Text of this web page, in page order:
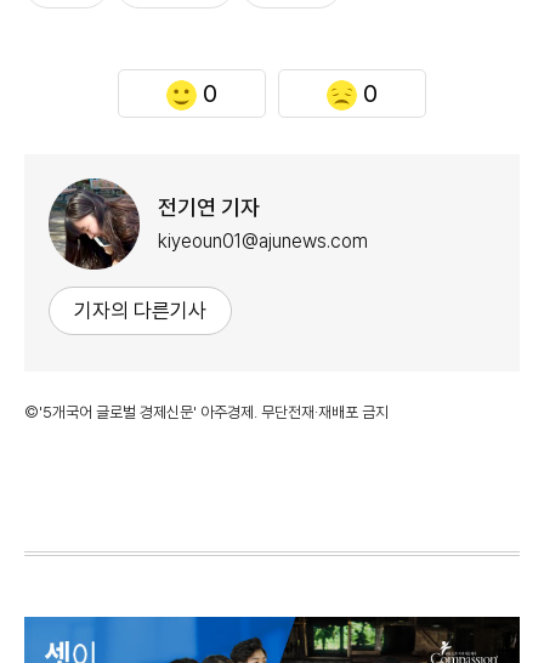
0 0
전기연 기자
kiyeoun01@ajunews.com
기자의 다른기사
©'5개국어 글로벌 경제신문' 아주경제. 무단전재·재배포 금지